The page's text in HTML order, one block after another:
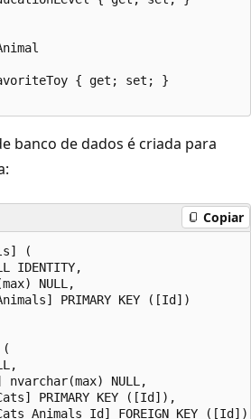
{ get; set; }
banco de dados é criada para
Copiar
(
IDENTITY,
NULL,
PRIMARY KEY ([Id])
(
nvarchar(max) NULL,
PRIMARY KEY ([Id]),
FOREIGN KEY